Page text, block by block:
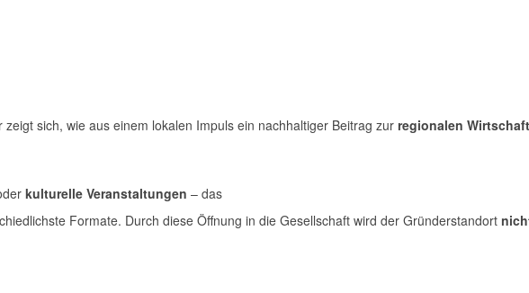
zeigt sich, wie aus einem lokalen Impuls ein nachhaltiger Beitrag zur regionalen
kulturelle Veranstaltungen – das
Formate. Durch diese Öffnung in die Gesellschaft wird der Gründerstandort